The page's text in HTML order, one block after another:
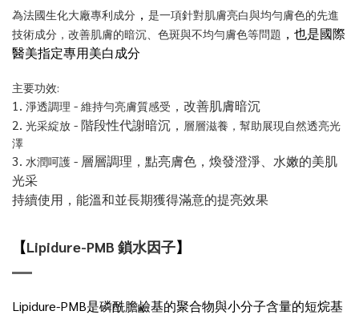
為法國生化大廠專利成分 ， 是一項針對肌膚亮白與均勻膚色的先進
技術成分，改善肌膚的暗沉、色斑與不均勻膚色等問題 ，也是國際
醫美指定專用美白成分
主要功效:
1. 淨透調理 - 維持勻亮膚質感受 ，改善肌膚暗沉
2. 光采綻放 - 階段性代謝暗沉， 層層滋養，幫助展現自然透亮光
澤
3. 水潤呵護 - 層層調理，點亮膚色，煥發澄淨、水嫩的美肌
光采
持續使用，能溫和並長期獲得滿意的提亮效果
【Lipidure-PMB 鎖水因子】
Lipidure-PMB是磷酰膽鹼基的聚合物與小分子含量的短烷基